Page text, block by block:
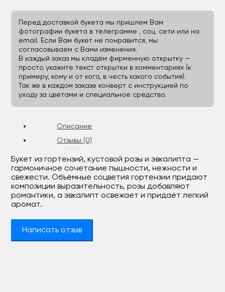
Перед доставкой букета мы пришлем Вам
фотографии букета в телеграмме , соц. сети или на
email. Если Вам букет не понравится, мы
согласовываем с Вами изменения.
В каждый заказ мы кладём фирменную открытку —
просто укажите текст открытки в комментариях (к
примеру, кому и от кого, в честь какого события).
Так же в каждом заказе конверт с инструкцией по
уходу за цветами и специальное средство.
Описание
Отзывы (0)
Букет из гортензий, кустовой розы и эвкалипта —
гармоничное сочетание пышности, нежности и
свежести. Объёмные соцветия гортензии придают
композиции выразительность, розы добавляют
романтики, а эвкалипт освежает и придаёт легкий
аромат.
Написать отзыв